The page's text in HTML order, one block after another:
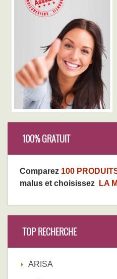
100% GRATUIT
Comparez 100
malus et choisissez
LA
TOP RECHERCHE
ARISA